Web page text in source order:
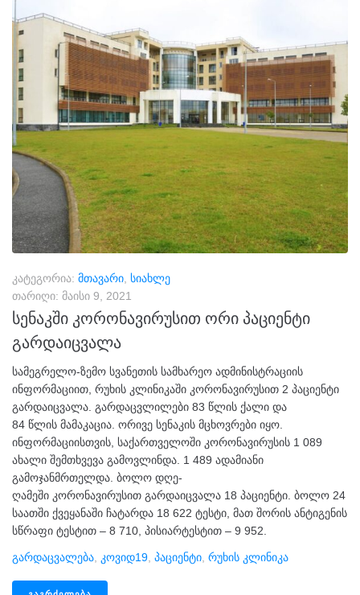
კატეგორია: მთავარი სიახლე
თარიღი: მაისი 9, 2021
სენაკში კორონავირუსით ორი პაციენტი
გარდაიცვალა
სამეგრელო-ზემო სვანეთის სამხარეო ადმინისტრაციის
ინფორმაციით, რუხის კლინიკაში კორონავირუსით 2 პაციენტი
გარდაიცვალა. გარდაცვლილები 83 წლის ქალი და
84 წლის მამაკაცია. ორივე სენაკის მცხოვრები იყო.
ინფორმაციისთვის, საქართველოში კორონავირუსის 1 089
ახალი შემთხვევა გამოვლინდა. 1 489 ადამიანი
გამოჯანმრთელდა. ბოლო დღე-
ღამეში კორონავირუსით გარდაიცვალა 18 პაციენტი. ბოლო 24
საათში ქვეყანაში ჩატარდა 18 622 ტესტი, მათ შორის ანტიგენის
სწრაფი ტესტით – 8 710, პისიარტესტით – 9 952.
Გარდაცვალება Კოვიდ19 Პაციენტი Რუხის Კლინიკა